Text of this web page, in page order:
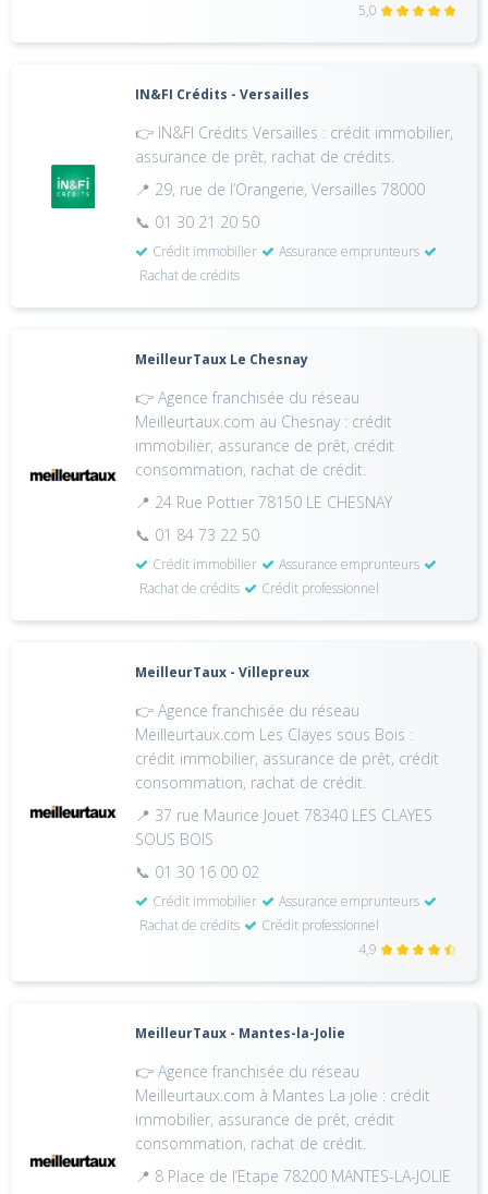
5,0
IN&FI Crédits - Versailles
👉 IN&FI Crédits Versailles : crédit immobilier,
assurance de prêt, rachat de crédits.
📍 29, rue de l’Orangerie, Versailles 78000
📞 01 30 21 20 50
Crédit immobilier
Assurance emprunteurs
Rachat de crédits
MeilleurTaux Le Chesnay
👉 Agence franchisée du réseau
Meilleurtaux.com au Chesnay : crédit
immobilier, assurance de prêt, crédit
consommation, rachat de crédit.
📍 24 Rue Pottier 78150 LE CHESNAY
📞 01 84 73 22 50
Crédit immobilier
Assurance emprunteurs
Rachat de crédits
Crédit professionnel
MeilleurTaux - Villepreux
👉 Agence franchisée du réseau
Meilleurtaux.com Les Clayes sous Bois :
crédit immobilier, assurance de prêt, crédit
consommation, rachat de crédit.
📍 37 rue Maurice Jouet 78340 LES CLAYES
SOUS BOIS
📞 01 30 16 00 02
Crédit immobilier
Assurance emprunteurs
Rachat de crédits
Crédit professionnel
4,9
MeilleurTaux - Mantes-la-Jolie
👉 Agence franchisée du réseau
Meilleurtaux.com à Mantes La jolie : crédit
immobilier, assurance de prêt, crédit
consommation, rachat de crédit.
📍 8 Place de l’Etape 78200 MANTES-LA-JOLIE